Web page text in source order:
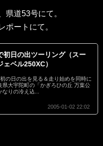
県道53号にて。
ポートにて。
初日の出ツーリング（スー
ベル250XC）
の日の出を見る＆走り始めを同時に
県大宇陀町の「かぎろひの丘 万葉公
りの冷え込...
2005-01-02 22:02